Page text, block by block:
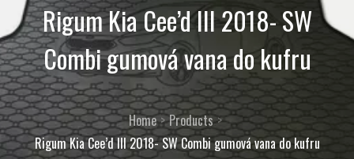
Rigum Kia Cee’d III 2018- SW
Combi gumová vana do kufru
Home
Products
Rigum Kia Cee’d III 2018- SW Combi gumová vana do kufru